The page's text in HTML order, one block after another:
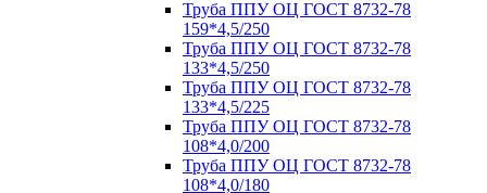
Труба ППУ ОЦ ГОСТ 8732-78
159*4,5/250
Труба ППУ ОЦ ГОСТ 8732-78
133*4,5/250
Труба ППУ ОЦ ГОСТ 8732-78
133*4,5/225
Труба ППУ ОЦ ГОСТ 8732-78
108*4,0/200
Труба ППУ ОЦ ГОСТ 8732-78
108*4,0/180